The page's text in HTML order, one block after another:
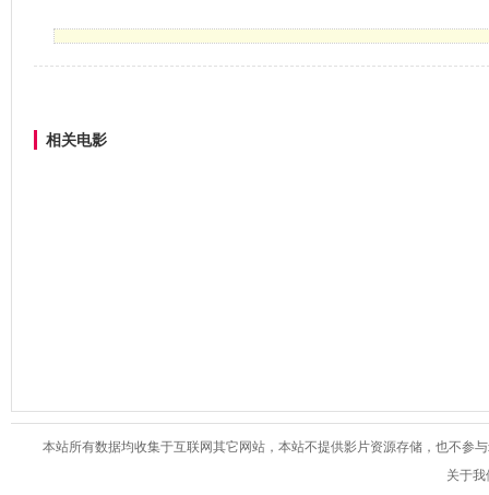
相关电影
本站所有数据均收集于互联网其它网站，本站不提供影片资源存储，也不参
关于